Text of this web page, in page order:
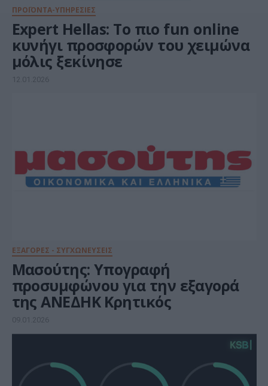
ΠΡΟΪΟΝΤΑ-ΥΠΗΡΕΣΙΕΣ
Expert Hellas: Το πιο fun online
κυνήγι προσφορών του χειμώνα
μόλις ξεκίνησε
12.01.2026
ΕΞΑΓΟΡΕΣ - ΣΥΓΧΩΝΕΥΣΕΙΣ
Μασούτης: Υπογραφή
προσυμφώνου για την εξαγορά
της ΑΝΕΔΗΚ Κρητικός
09.01.2026